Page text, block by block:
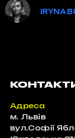
Адреса
м. Львів
вул.Софії
IRYNA